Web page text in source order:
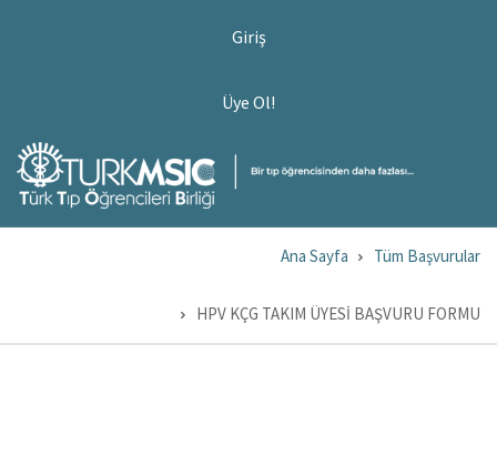
Giriş
Üye Ol!
Ana Sayfa Tüm Başvurular
HPV KÇG TAKIM ÜYESİ BAŞVURU FORMU